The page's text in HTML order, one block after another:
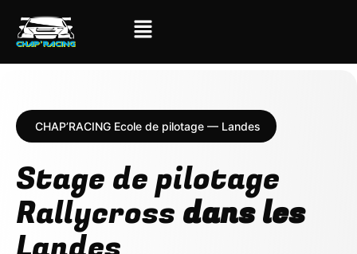
CHAP’RACING Ecole de pilotage — Landes
Stage de pilotage
Rallycrossdans les